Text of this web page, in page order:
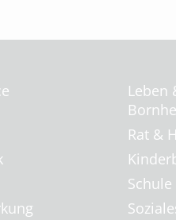
Leben
Rat &